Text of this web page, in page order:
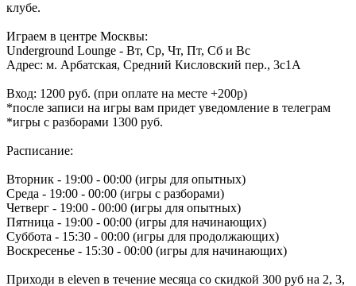
клубе.
Играем в центре Москвы:
Underground Lounge - Вт, Ср, Чт, Пт, Сб и Вс
Адрес: м. Арбатская, Средний Кисловский пер., 3с1А
Вход: 1200 руб. (при оплате на месте +200р)
*после записи на игры вам придет уведомление в телеграм
*игры с разборами 1300 руб.
Расписание:
Вторник - 19:00 - 00:00 (игры для опытных)
Среда - 19:00 - 00:00 (игры с разборами)
Четверг - 19:00 - 00:00 (игры для опытных)
Пятница - 19:00 - 00:00 (игры для начинающих)
Суббота - 15:30 - 00:00 (игры для продолжающих)
Воскресенье - 15:30 - 00:00 (игры для начинающих)
Приходи в eleven в течение месяца со скидкой 300 руб на 2, 3,